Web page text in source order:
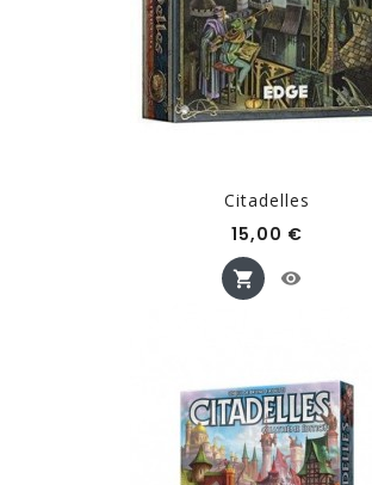
Citadelles
15,00 €